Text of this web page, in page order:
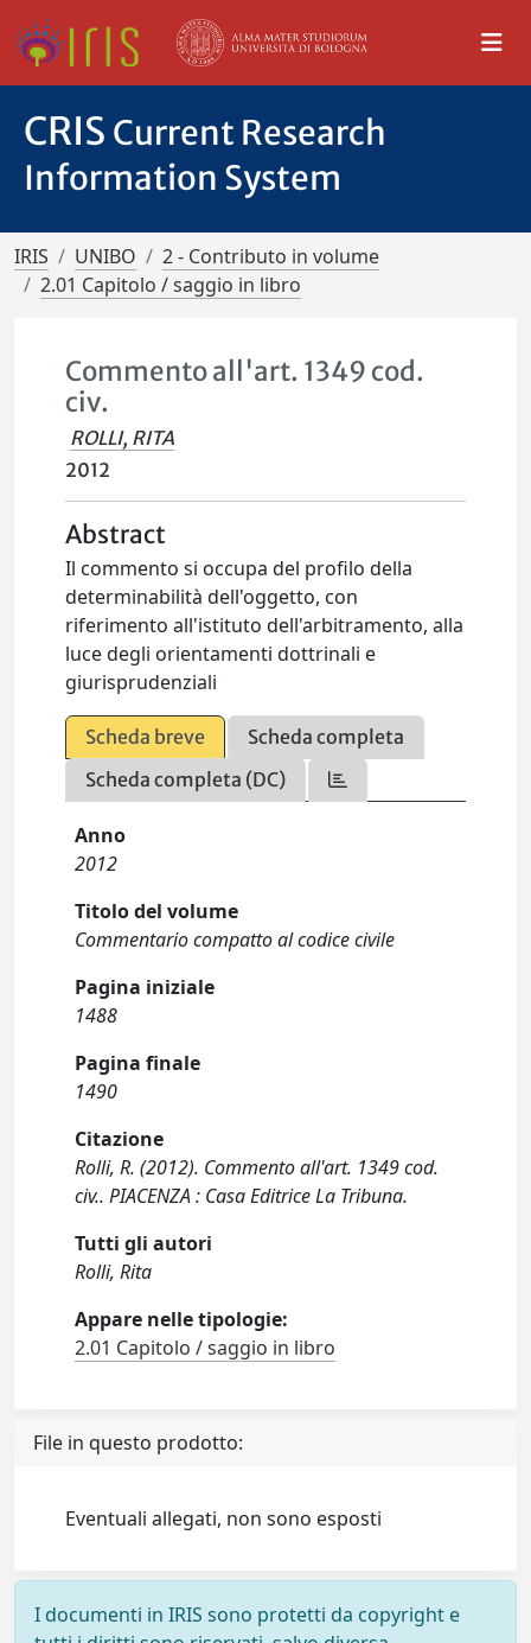
CRIS Current Research
Information System
IRIS UNIBO
2 - Contributo in volume
2.01 Capitolo / saggio in libro
Commento all'art. 1349 cod.
civ.
ROLLI, RITA
2012
Abstract
Il commento si occupa del profilo della
determinabilità dell'oggetto, con
riferimento all'istituto dell'arbitramento, alla
luce degli orientamenti dottrinali e
giurisprudenziali
Scheda breve
Scheda completa
Scheda completa (DC)
Anno
2012
Titolo del volume
Commentario compatto al codice civile
Pagina iniziale
1488
Pagina finale
1490
Citazione
Rolli, R. (2012). Commento all'art. 1349 cod.
civ.. PIACENZA : Casa Editrice La Tribuna.
Tutti gli autori
Rolli, Rita
Appare nelle tipologie:
2.01 Capitolo / saggio in libro
File in questo prodotto:
Eventuali allegati, non sono esposti
I documenti in IRIS sono protetti da copyright e